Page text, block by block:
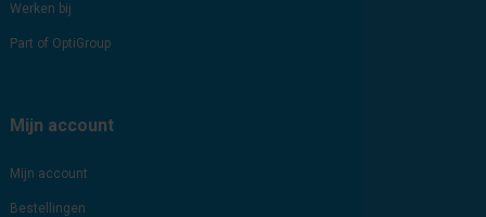
Werken bij
Part of OptiGroup
Mijn account
Mijn account
Bestellingen